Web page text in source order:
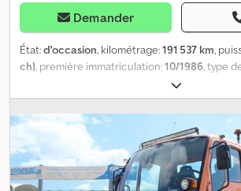
Demander
État:d'occasion, kilométrage:191 537 km,
ch), première immatriculation:10/1986, type
rouge
mécanique, nombre de sièges:2, largeur
hauteur totale:2 850 mm, Année de
Équipement:
grue
, Unimog 406/U900 4x4
ch, diesel Première immatriculation Boîte de
à 4 rapports avec 2 groupes 191 537 km
40612110009837 Pneus : 14,00 R20, environ